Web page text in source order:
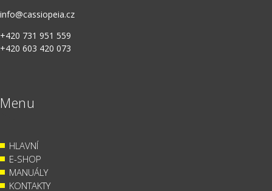
info@cassiopeia.cz
+420 731 951 559
+420 603 420 073
Menu
HLAVNÍ
E-SHOP
MANUÁLY
KONTAKTY